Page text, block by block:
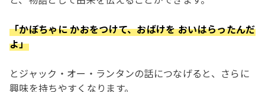
「かぼちゃに かおをつけて、おばけを おいはらったんだ
よ」
とジャック・オー・ランタンの話につなげると、さらに
興味を持ちやすくなります。